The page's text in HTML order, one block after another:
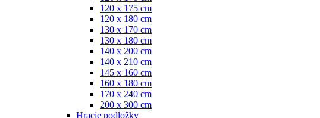
120 x 175 cm
120 x 180 cm
130 x 170 cm
130 x 180 cm
140 x 200 cm
140 x 210 cm
145 x 160 cm
160 x 180 cm
170 x 240 cm
200 x 300 cm
Hracie podložky